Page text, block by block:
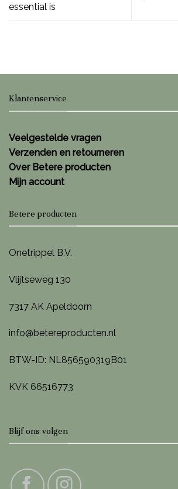
essential is
Klantenservice
Veelgestelde vragen
Verzenden en retourneren
Over Betere producten
Mijn account
Betere producten
Onetrippel B.V.
Vlijtseweg 130
7317 AK Apeldoorn
info@betereproducten.nl
BTW-ID: NL856590319B01
KVK 66516773
Blijf ons volgen